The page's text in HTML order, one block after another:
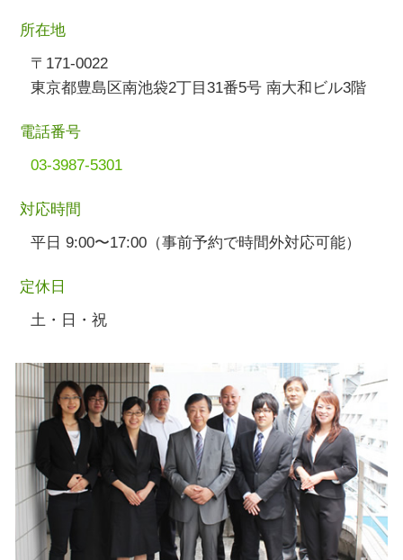
所在地
〒171-0022
東京都豊島区南池袋2丁目31番5号 南大和ビル3階
電話番号
03-3987-5301
対応時間
平日 9:00〜17:00（事前予約で時間外対応可能）
定休日
土・日・祝